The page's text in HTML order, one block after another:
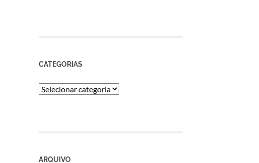
CATEGORIAS
Categorias
ARQUIVO